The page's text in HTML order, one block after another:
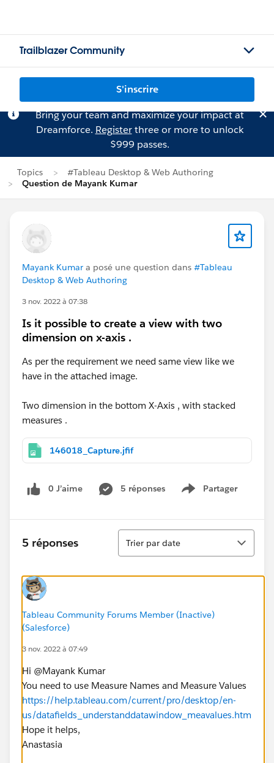
Trailblazer Community
S'inscrire
Bring your team and maximize your impact at
Dreamforce. Registerthree or more to unlock
$999 passes.
Topics
#Tableau Desktop & Web Authoring
Question de Mayank Kumar
Mayank Kumar a posé une question dans #Tableau
Desktop & Web Authoring
3 nov. 2022 à 07:38
Is it possible to create a view with two
dimension on x-axis .
As per the requirement we need same view like we
have in the attached image.
Two dimension in the bottom X-Axis , with stacked
measures .
146018_Capture.jfif
0 J’aime 5 réponses Partager
Show menu
5 réponses
Tri
Trier par date
Tableau Community Forums Member (Inactive)
(Salesforce)
3 nov. 2022 à 07:49
Hi @Mayank Kumar​
You need to use Measure Names and Measure Values
https://help.tableau.com/current/pro/desktop/en-
us/datafields_understanddatawindow_meavalues.htm
Hope it helps,
Anastasia